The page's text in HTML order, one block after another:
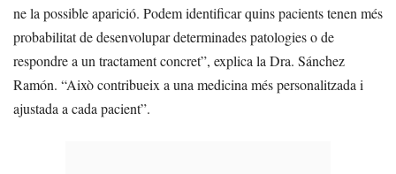
ne la possible aparició. Podem identificar quins pacients tenen més
probabilitat de desenvolupar determinades patologies o de
respondre a un tractament concret”, explica la Dra. Sánchez
Ramón. “Això contribueix a una medicina més personalitzada i
ajustada a cada pacient”.